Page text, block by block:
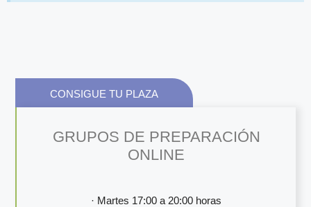
CONSIGUE TU PLAZA
GRUPOS DE PREPARACIÓN
ONLINE
· Martes 17:00 a 20:00 horas